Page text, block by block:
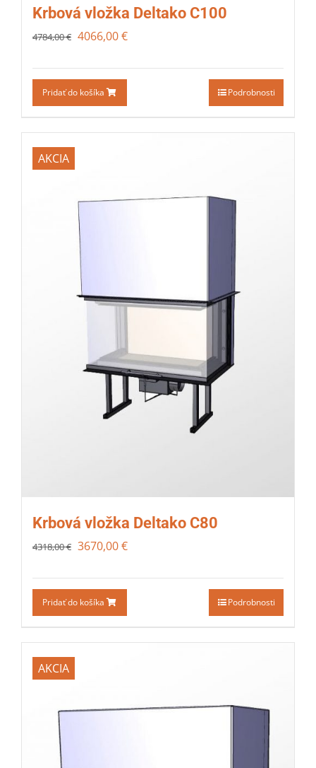
Krbová vložka Deltako C100
4784,00€ 4066,00€
Pridať do košíka Podrobnosti
AKCIA
Krbová vložka Deltako C80
4318,00€ 3670,00€
Pridať do košíka Podrobnosti
AKCIA